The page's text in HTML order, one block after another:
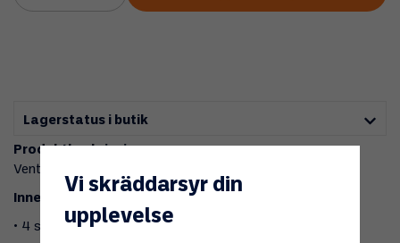
Lagerstatus i butik
Produktbeskrivning:
Ventilationspaket till El-dorado förbränningstoalett.
Innehåller:
• 4 st Ø110 mm rör á 1 meter
Vi skräddarsyr din
upplevelse